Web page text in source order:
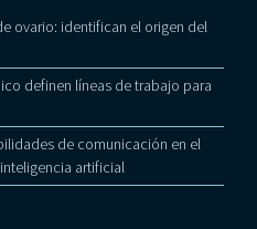
ovario: identifican el origen del
definen líneas de trabajo para
de comunicación en el
artificial